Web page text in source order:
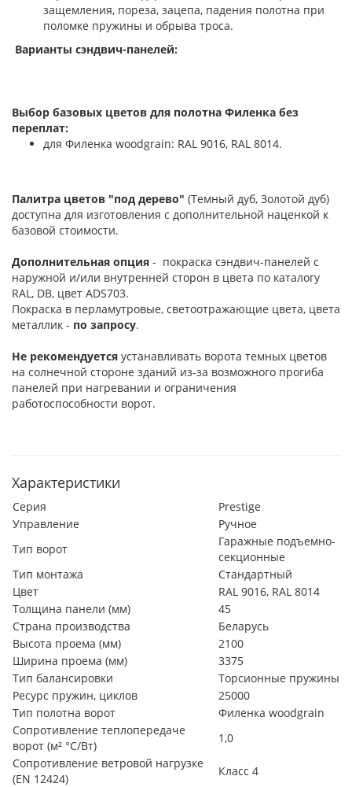
защемления, пореза, зацепа, падения полотна при
поломке пружины и обрыва троса.
Варианты сэндвич-панелей:
Выбор базовых цветов для полотна Филенка без
переплат:
для Филенка woodgrain: RAL 9016, RAL 8014.
Палитра цветов "под дерево" (Темный дуб, Золотой дуб)
доступна для изготовления с дополнительной наценкой к
базовой стоимости.
Дополнительная опция - покраска сэндвич-панелей с
наружной и/или внутренней сторон в цвета по каталогу
RAL, DB, цвет ADS703.
Покраска в перламутровые, светоотражающие цвета, цвета
металлик - по запросу.
Не рекомендуется устанавливать ворота темных цветов
на солнечной стороне зданий из-за возможного прогиба
панелей при нагревании и ограничения
работоспособности ворот.
Характеристики
Серия
Prestige
Управление
Ручное
Тип ворот
Гаражные подъемно-
секционные
Тип монтажа
Стандартный
Цвет
RAL 9016, RAL 8014
Толщина панели (мм)
45
Страна производства
Беларусь
Высота проема (мм)
2100
Ширина проема (мм)
3375
Тип балансировки
Торсионные пружины
Ресурс пружин, циклов
25000
Тип полотна ворот
Филенка woodgrain
Сопротивление теплопередаче
ворот (м² °С/Вт)
1,0
Сопротивление ветровой нагрузке
(EN 12424)
Класс 4